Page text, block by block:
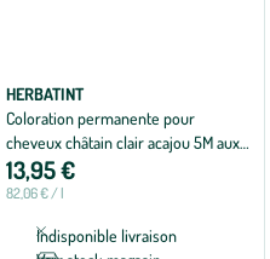
HERBATINT
Coloration permanente pour
cheveux châtain clair acajou 5M aux
extraits végétaux biologiques vegan
Herbatint - 170 ml
13,95 €
82,06 € / l
Indisponible livraison